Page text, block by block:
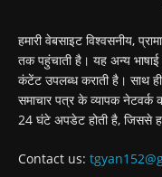
हमारी वेबसाइट विश्वसनीय,
तक पहुंचाती है। यह अन्य भाषाई
कंटेंट उपलब्ध कराती है। साथ ही
समाचार पत्र के व्यापक नेटवर्क
24 घंटे अपडेट होती है, जिससे
Contact us: